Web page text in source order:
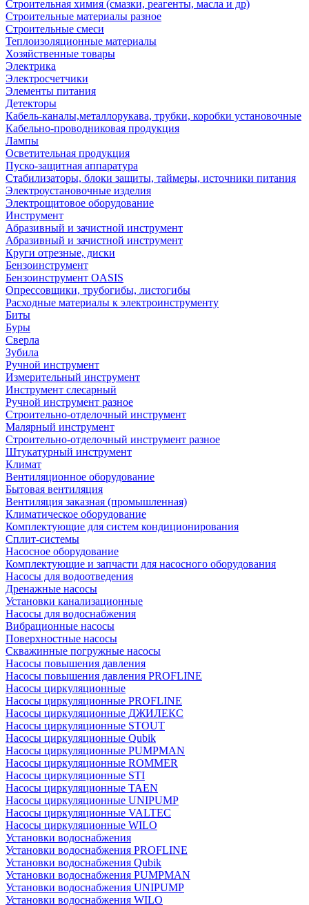
Строительная химия (смазки, реагенты, масла и др)
Строительные материалы разное
Строительные смеси
Теплоизоляционные материалы
Хозяйственные товары
Электрика
Электросчетчики
Элементы питания
Детекторы
Кабель-каналы,металлорукава, трубки, коробки установочные
Кабельно-проводниковая продукция
Лампы
Осветительная продукция
Пуско-защитная аппаратура
Стабилизаторы, блоки защиты, таймеры, источники питания
Электроустановочные изделия
Электрощитовое оборудование
Инструмент
Абразивный и зачистной инструмент
Абразивный и зачистной инструмент
Круги отрезные, диски
Бензоинструмент
Бензоинструмент OASIS
Опрессовщики, трубогибы, листогибы
Расходные материалы к электроинструменту
Биты
Буры
Сверла
Зубила
Ручной инструмент
Измерительный инструмент
Инструмент слесарный
Ручной инструмент разное
Строительно-отделочный инструмент
Малярный инструмент
Строительно-отделочный инструмент разное
Штукатурный инструмент
Климат
Вентиляционное оборудование
Бытовая вентиляция
Вентиляция заказная (промышленная)
Климатическое оборудование
Комплектующие для систем кондиционирования
Сплит-системы
Насосное оборудование
Комплектующие и запчасти для насосного оборудования
Насосы для водоотведения
Дренажные насосы
Установки канализационные
Насосы для водоснабжения
Вибрационные насосы
Поверхностные насосы
Скважинные погружные насосы
Насосы повышения давления
Насосы повышения давления PROFLINE
Насосы циркуляционные
Насосы циркуляционные PROFLINE
Насосы циркуляционные ДЖИЛЕКС
Насосы циркуляционные STOUT
Насосы циркуляционные Qubik
Насосы циркуляционные PUMPMAN
Насосы циркуляционные ROMMER
Насосы циркуляционные STI
Насосы циркуляционные TAEN
Насосы циркуляционные UNIPUMP
Насосы циркуляционные VALTEC
Насосы циркуляционные WILO
Установки водоснабжения
Установки водоснабжения PROFLINE
Установки водоснабжения Qubik
Установки водоснабжения PUMPMAN
Установки водоснабжения UNIPUMP
Установки водоснабжения WILO